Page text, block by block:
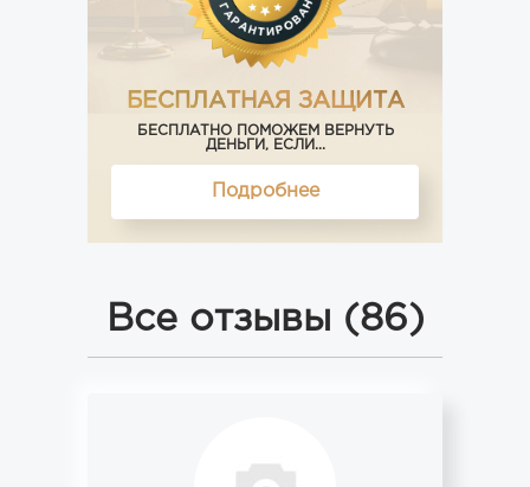
БЕСПЛАТНАЯ ЗАЩИТА
БЕСПЛАТНО ПОМОЖЕМ ВЕРНУТЬ
ДЕНЬГИ, ЕСЛИ...
Подробнее
Все отзывы (86)